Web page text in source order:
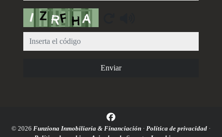
Captcha
Enviar
© 2026 Funziona Inmobiliaria & Financiación · Política de privacidad ·